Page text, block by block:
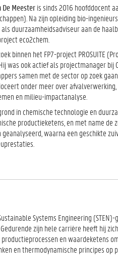
Meesteris sinds 2016 hoofddocent
Na zijn opleiding bio-
duurzaamheidsadviseur aan de
eco2chem.
binnen het FP7-project PROSUITE
was ook actief als projectmanager bij
samen met de sector op zoek
onder meer over
en milieu-impactanalyse.
in chemische technologie en
productieketens, en met name
waarna een geschikte
Systems Engineering
zijn hele carrière heeft hij
en waardeketens
en thermodynamische principes